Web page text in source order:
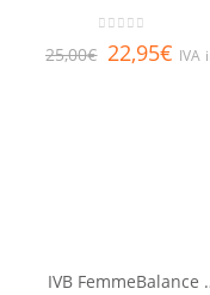
25,00€ 22,95€ IVA
IVB